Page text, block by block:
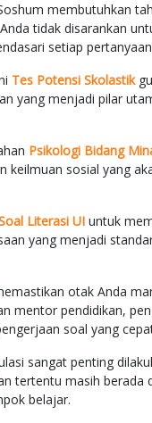
membutuhkan
tidak disarankan
setiap
Tes Potensi Skolastik
yang menjadi pilar
Psikologi Bidang
keilmuan sosial yang
Literasi UI untuk
yang menjadi
otak Anda
mentor pendidikan,
soal yang
sangat penting
tertentu masih
belajar.